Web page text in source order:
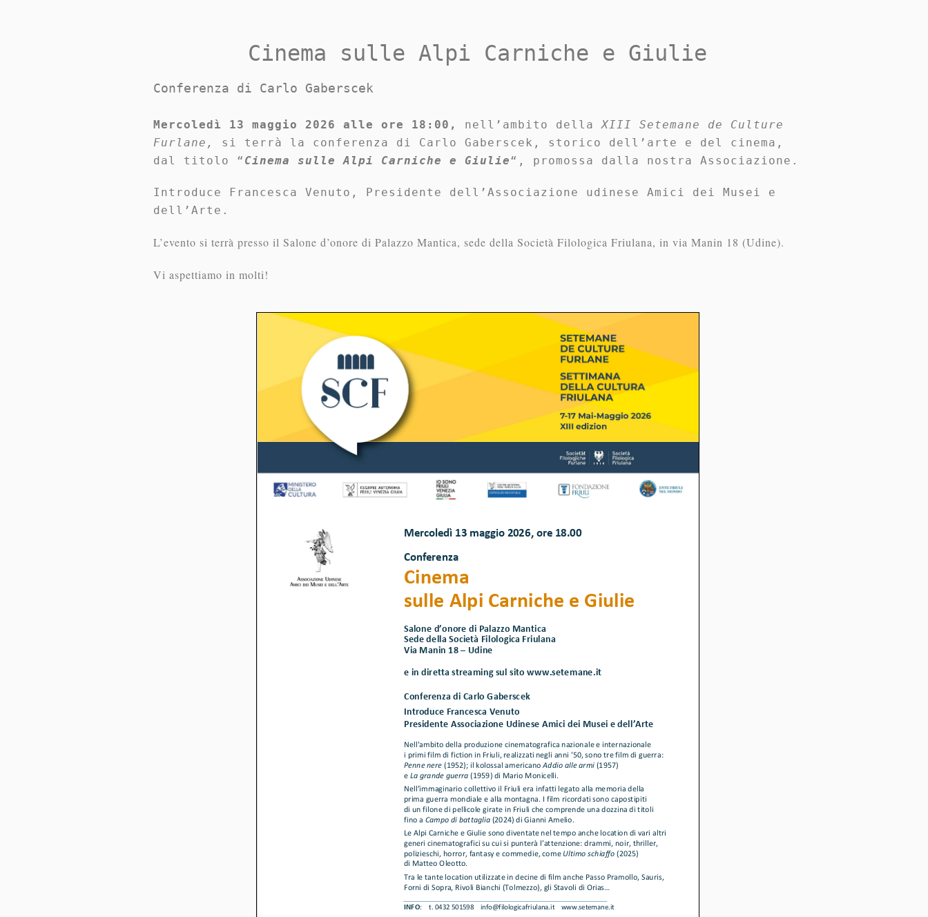
Cinema sulle Alpi Carniche e Giulie
Conferenza di Carlo Gaberscek
Mercoledì 13 maggio 2026 alle ore 18:00, nell’ambito dellaXIII Setemane de Culture
Furlane, si terrà la conferenza di Carlo Gaberscek, storico dell’arte e del cinema,
dal titolo “ Cinema sulle Alpi Carniche e Giulie“, promossa dalla nostra Associazione.
Introduce Francesca Venuto, Presidente dell’Associazione udinese Amici dei Musei e
dell’Arte.
L’evento si terrà presso il Salone d’onore di Palazzo Mantica, sede della Società Filologica Friulana, in via Manin 18 (Udine).
Vi aspettiamo in molti!